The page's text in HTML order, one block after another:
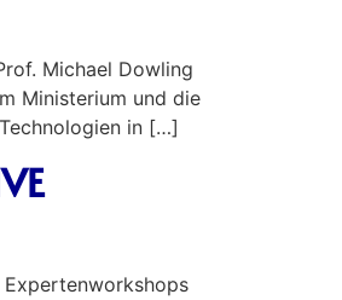
Michael Dowling
Ministerium und die
in […]
Expertenworkshops